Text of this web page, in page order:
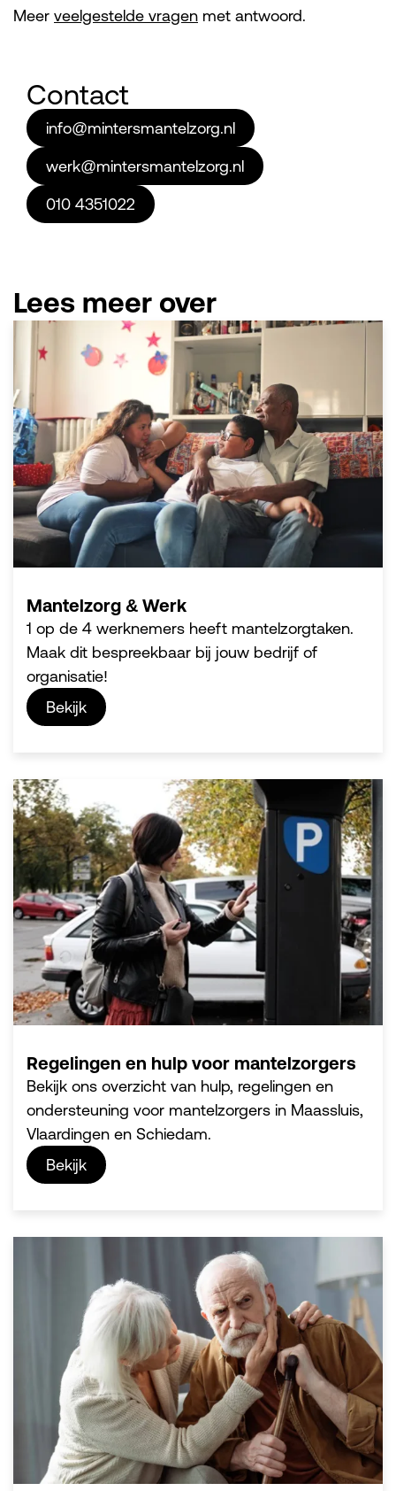
Meer veelgestelde vragen met antwoord.
Contact
info@mintersmantelzorg.nl
werk@mintersmantelzorg.nl
010 4351022
Lees meer over
Mantelzorg & Werk
1 op de 4 werknemers heeft mantelzorgtaken.
Maak dit bespreekbaar bij jouw bedrijf of
organisatie!
Bekijk
Regelingen en hulp voor mantelzorgers
Bekijk ons overzicht van hulp, regelingen en
ondersteuning voor mantelzorgers in Maassluis,
Vlaardingen en Schiedam.
Bekijk